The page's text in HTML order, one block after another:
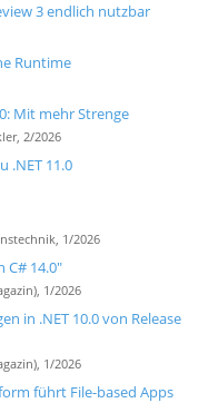
3 endlich nutzbar
Runtime
Mit mehr Strenge
2/2026
.NET 11.0
1/2026
C# 14.0"
1/2026
in .NET 10.0 von Release
1/2026
führt File-based Apps